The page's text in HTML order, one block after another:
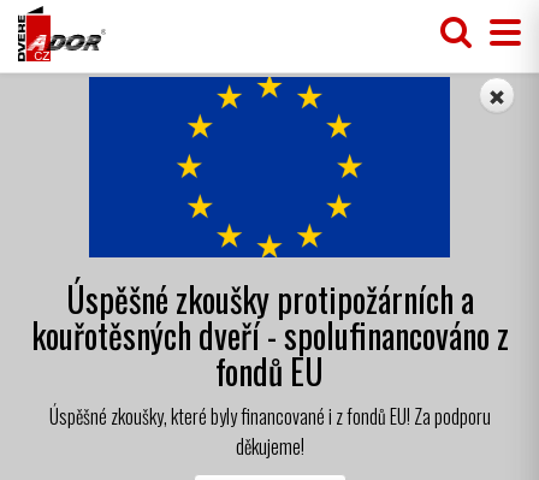
Úspěšné zkoušky protipožárních a
kouřotěsných dveří - spolufinancováno z
fondů EU
Úspěšné zkoušky, které byly financované i z fondů EU! Za podporu
děkujeme!